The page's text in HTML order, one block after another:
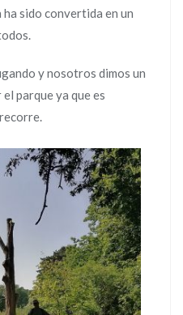
sido convertida en un
y nosotros dimos un
parque ya que es